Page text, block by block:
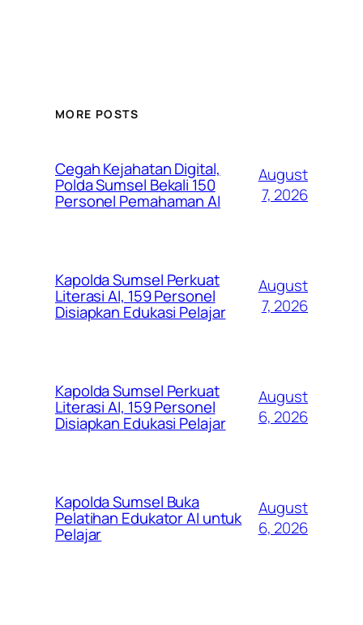
MORE POSTS
Cegah Kejahatan Digital,
Polda Sumsel Bekali 150
Personel Pemahaman AI
August
7, 2026
Kapolda Sumsel Perkuat
Literasi AI, 159 Personel
Disiapkan Edukasi Pelajar
August
7, 2026
Kapolda Sumsel Perkuat
Literasi AI, 159 Personel
Disiapkan Edukasi Pelajar
August
6, 2026
Kapolda Sumsel Buka
Pelatihan Edukator AI untuk
Pelajar
August
6, 2026